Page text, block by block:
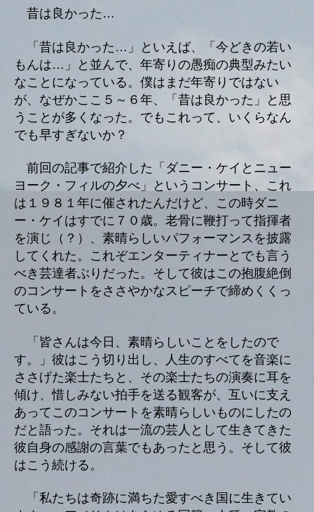
昔は良かった…
「昔は良かった…」といえば、「今どきの若い
もんは…」と並んで、年寄りの愚痴の典型みたい
なことになっている。僕はまだ年寄りではない
が、なぜかここ５～６年、「昔は良かった」と思
うことが多くなった。でもこれって、いくらなん
でも早すぎないか？
前回の記事で紹介した「ダニー・ケイとニュー
ヨーク・フィルの夕べ」というコンサート、これ
は１９８１年に催されたんだけど、この時ダニ
ー・ケイはすでに７０歳。老骨に鞭打って指揮者
を演じ（？）、素晴らしいパフォーマンスを披露
してくれた。これぞエンターティナーとでも言う
べき芸達者ぶりだった。そして彼はこの抱腹絶倒
のコンサートをささやかなスピーチで締めくくっ
ている。
「皆さんは今日、素晴らしいことをしたので
す。」彼はこう切り出し、人生のすべてを音楽に
ささげた楽士たちと、その楽士たちの演奏に耳を
傾け、惜しみない拍手を送る観客が、互いに支え
あってこのコンサートを素晴らしいものにしたの
だと語った。それは一流の芸人として生きてきた
彼自身の感謝の言葉でもあったと思う。そして彼
はこう続ける。
「私たちは奇跡に満ちた愛すべき国に生きてい